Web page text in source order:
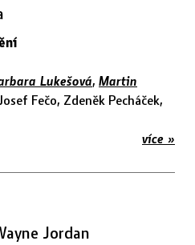
Lukešová, Martin
Fečo, Zdeněk Pecháček,
více »
Jordan